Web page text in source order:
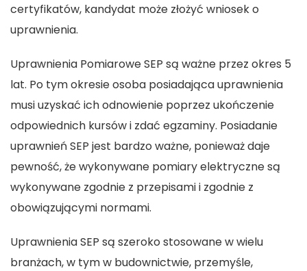
certyfikatów, kandydat może złożyć wniosek o
uprawnienia.
Uprawnienia Pomiarowe SEP są ważne przez okres 5
lat. Po tym okresie osoba posiadająca uprawnienia
musi uzyskać ich odnowienie poprzez ukończenie
odpowiednich kursów i zdać egzaminy. Posiadanie
uprawnień SEP jest bardzo ważne, ponieważ daje
pewność, że wykonywane pomiary elektryczne są
wykonywane zgodnie z przepisami i zgodnie z
obowiązującymi normami.
Uprawnienia SEP są szeroko stosowane w wielu
branżach, w tym w budownictwie, przemyśle,